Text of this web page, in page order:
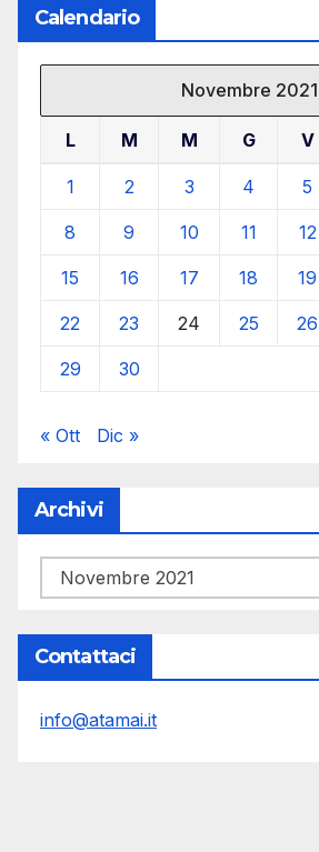
Calendario
Novembre 2021
L M M G V
1 2 3 4 5
8 9 10 11 12
15 16 17 18 19
22 23 24 25 26
29 30
« Ott Dic »
Archivi
Archivi
Contattaci
info@atamai.it